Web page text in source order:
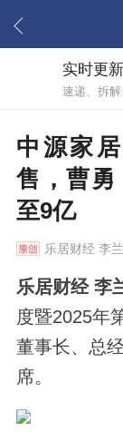
速递、拆解
中源家
售，曹勇
至9亿
乐居财经李
乐居财经 李
度暨2025年
董事长、总
席。